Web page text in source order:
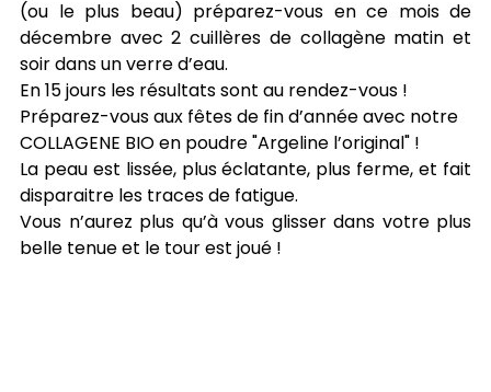
(ou le plus beau) préparez-vous en ce mois de
décembre avec 2 cuillères de collagène matin et
soir dans un verre d’eau.
En 15 jours les résultats sont au rendez-vous !
Préparez-vous aux fêtes de fin d’année avec notre
COLLAGENE BIO en poudre "Argeline l’original" !
La peau est lissée, plus éclatante, plus ferme, et fait
disparaitre les traces de fatigue.
Vous n’aurez plus qu’à vous glisser dans votre plus
belle tenue et le tour est joué !